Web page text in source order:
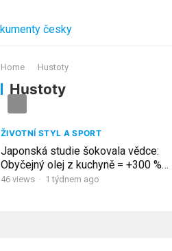
Home Hustoty
Hustoty
ŽIVOTNÍ STYL A SPORT
Japonská studie šokovala vědce:
Obyčejný olej z kuchyně = +300 %
hustoty vlasů za 6 měsíců
46 views · 1 týdnem ago